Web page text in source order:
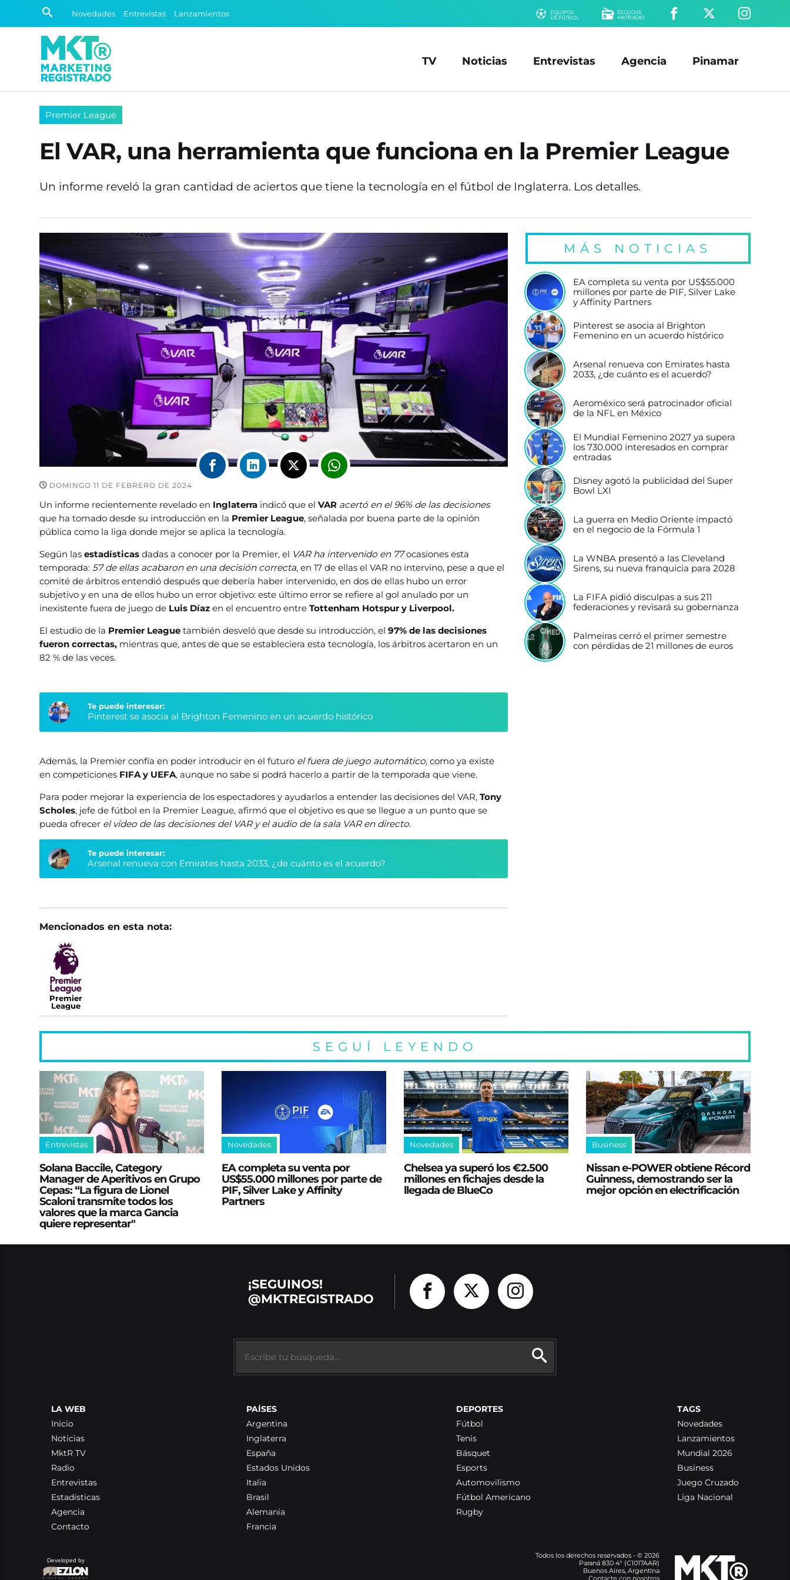
Novedades Entrevistas Lanzamientos
EQUIPOS
DE FÚTBOL
ESCUCHÁ
MKTRADIO
TV Noticias Entrevistas Agencia Pinamar
Premier League
El VAR, una herramienta que funciona en la Premier League
Un informe reveló la gran cantidad de aciertos que tiene la tecnología en el fútbol de Inglaterra. Los detalles.
DOMINGO 11 DE FEBRERO DE 2024
Un informe recientemente revelado en Inglaterra indicó que elVAR acertó en el 96% de las decisiones
que ha tomado desde su introducción en la Premier League, señalada por buena parte de la opinión
pública como la liga donde mejor se aplica la tecnología.
Según lasestadísticas dadas a conocer por la Premier, el VAR ha intervenido en 77ocasiones esta
temporada:57 de ellas acabaron en una decisión correcta, en 17 de ellas el VAR no intervino, pese a que el
comité de árbitros entendió después que debería haber intervenido, en dos de ellas hubo un error
subjetivo y en una de ellos hubo un error objetivo: este último error se refiere al gol anulado por un
inexistente fuera de juego de Luis Díazen el encuentro entre Tottenham Hotspur y Liverpool.
El estudio de la Premier League también desveló que desde su introducción, el 97% de las decisiones
fueron correctas, mientras que, antes de que se estableciera esta tecnología, los árbitros acertaron en un
82 % de las veces.
Te puede interesar:
Pinterest se asocia al Brighton Femenino en un acuerdo histórico
Además, la Premier confía en poder introducir en el futuro el fuera de juego automático, como ya existe
en competiciones FIFA y UEFA, aunque no sabe si podrá hacerlo a partir de la temporada que viene.
Para poder mejorar la experiencia de los espectadores y ayudarlos a entender las decisiones del VAR,Tony
Scholes, jefe de fútbol en la Premier League, afirmó que el objetivo es que se llegue a un punto que se
pueda ofrecer el vídeo de las decisiones del VAR y el audio de la sala VAR en directo.
Te puede interesar:
Arsenal renueva con Emirates hasta 2033, ¿de cuánto es el acuerdo?
Mencionados en esta nota:
Premier
League
MÁS NOTICIAS
EA completa su venta por US$55.000
millones por parte de PIF, Silver Lake
y Affinity Partners
Pinterest se asocia al Brighton
Femenino en un acuerdo histórico
Arsenal renueva con Emirates hasta
2033, ¿de cuánto es el acuerdo?
Aeroméxico será patrocinador oficial
de la NFL en México
El Mundial Femenino 2027 ya supera
los 730.000 interesados en comprar
entradas
Disney agotó la publicidad del Super
Bowl LXI
La guerra en Medio Oriente impactó
en el negocio de la Fórmula 1
La WNBA presentó a las Cleveland
Sirens, su nueva franquicia para 2028
La FIFA pidió disculpas a sus 211
federaciones y revisará su gobernanza
Palmeiras cerró el primer semestre
con pérdidas de 21 millones de euros
SEGUÍ LEYENDO
Entrevistas
Solana Baccile, Category
Manager de Aperitivos en Grupo
Cepas: “La figura de Lionel
Scaloni transmite todos los
valores que la marca Gancia
quiere representar"
Novedades
EA completa su venta por
US$55.000 millones por parte de
PIF, Silver Lake y Affinity
Partners
Novedades
Chelsea ya superó los €2.500
millones en fichajes desde la
llegada de BlueCo
Business
Nissan e‑POWER obtiene Récord
Guinness, demostrando ser la
mejor opción en electrificación
¡SEGUINOS!
@MKTREGISTRADO
LA WEB
Inicio
Noticias
MktR TV
Radio
Entrevistas
Estadísticas
Agencia
Contacto
PAÍSES
Argentina
Inglaterra
España
Estados Unidos
Italia
Brasil
Alemania
Francia
DEPORTES
Fútbol
Tenis
Básquet
Esports
Automovilismo
Fútbol Americano
Rugby
TAGS
Novedades
Lanzamientos
Mundial 2026
Business
Juego Cruzado
Liga Nacional
Developed by
Todos los derechos reservados - © 2026
Paraná 830 4° (C1017AAR)
Buenos Aires, Argentina
Contacte con nosotros